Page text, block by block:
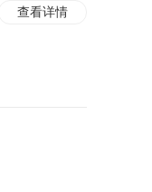
查看详情